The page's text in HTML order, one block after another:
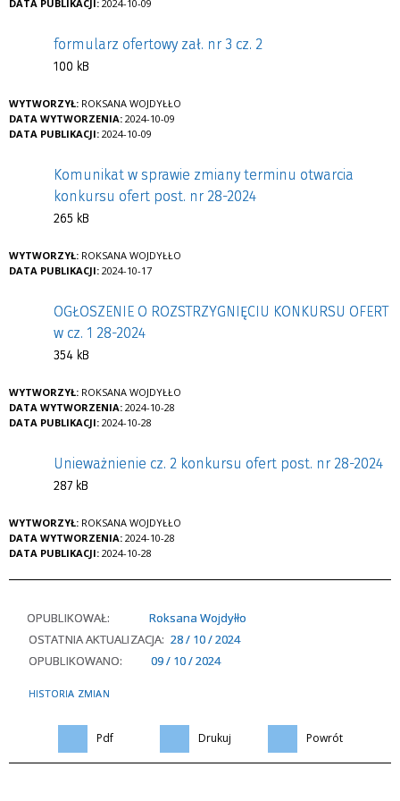
DATA PUBLIKACJI: 2024-10-09
formularz ofertowy zał. nr 3 cz. 2
100 kB
WYTWORZYŁ: ROKSANA WOJDYŁŁO
DATA WYTWORZENIA: 2024-10-09
DATA PUBLIKACJI: 2024-10-09
Komunikat w sprawie zmiany terminu otwarcia
konkursu ofert post. nr 28-2024
265 kB
WYTWORZYŁ: ROKSANA WOJDYŁŁO
DATA PUBLIKACJI: 2024-10-17
OGŁOSZENIE O ROZSTRZYGNIĘCIU KONKURSU OFERT
w cz. 1 28-2024
354 kB
WYTWORZYŁ: ROKSANA WOJDYŁŁO
DATA WYTWORZENIA: 2024-10-28
DATA PUBLIKACJI: 2024-10-28
Unieważnienie cz. 2 konkursu ofert post. nr 28-2024
287 kB
WYTWORZYŁ: ROKSANA WOJDYŁŁO
DATA WYTWORZENIA: 2024-10-28
DATA PUBLIKACJI: 2024-10-28
OPUBLIKOWAŁ:
Roksana Wojdyłło
OSTATNIA AKTUALIZACJA: 28 / 10 / 2024
OPUBLIKOWANO:
09 / 10 / 2024
HISTORIA ZMIAN
Pdf Drukuj Powrót